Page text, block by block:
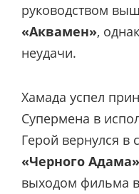
руководством
«Аквамен»,
неудачи.
Хамада успел
Супермена в
Герой вернулся в
«Черного Адама»
выходом фильма